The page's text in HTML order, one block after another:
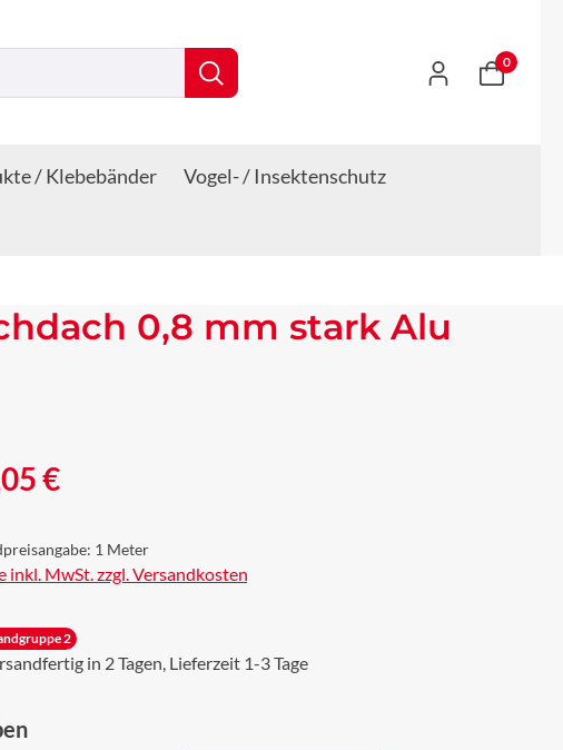
0
/ Klebebänder
Vogel- / Insektenschutz
0,8 mm stark Alu
Preis:
€
1 Meter
inkl. MwSt. zzgl. Versandkosten
2
in 2 Tagen, Lieferzeit 1-3 Tage
auswählen